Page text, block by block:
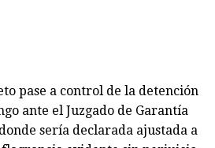
pase a control de la detención
ante el Juzgado de Garantía
sería declarada ajustada a